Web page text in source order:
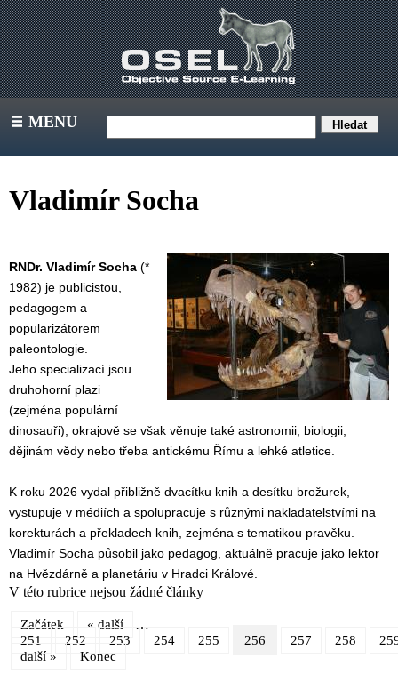
III MENU
Vladimír Socha
RNDr. Vladimír Socha (*
1982) je publicistou,
pedagogem a
popularizátorem
paleontologie.
Jeho specializací jsou
druhohorní plazi
(zejména populární
dinosauři), okrajově se však věnuje také astronomii, biologii,
dějinám vědy nebo třeba antickému Římu a lehké atletice.
K roku 2026 vydal přibližně dvacítku knih a desítku brožurek,
vystupuje v médiích a spolupracuje s různými nakladatelstvími na
korekturách a překladech knih, zejména s tematikou pravěku.
Vladimír Socha působil jako pedagog, aktuálně pracuje jako lektor
na Hvězdárně a planetáriu v Hradci Králové.
V této rubrice nejsou žádné články
Začátek « další …
251 252 253 254 255 256 257 258
další »
Konec